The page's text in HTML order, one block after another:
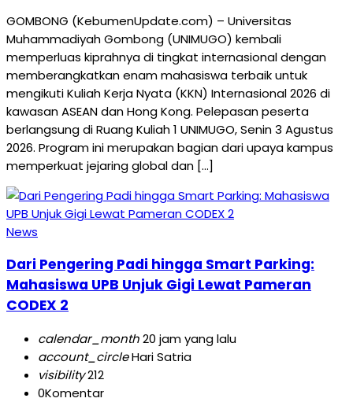
GOMBONG (KebumenUpdate.com) – Universitas
Muhammadiyah Gombong (UNIMUGO) kembali
memperluas kiprahnya di tingkat internasional dengan
memberangkatkan enam mahasiswa terbaik untuk
mengikuti Kuliah Kerja Nyata (KKN) Internasional 2026 di
kawasan ASEAN dan Hong Kong. Pelepasan peserta
berlangsung di Ruang Kuliah 1 UNIMUGO, Senin 3 Agustus
2026. Program ini merupakan bagian dari upaya kampus
memperkuat jejaring global dan […]
News
Dari Pengering Padi hingga Smart Parking:
Mahasiswa UPB Unjuk Gigi Lewat Pameran
CODEX 2
calendar_month20 jam yang lalu
account_circleHari Satria
visibility212
0Komentar